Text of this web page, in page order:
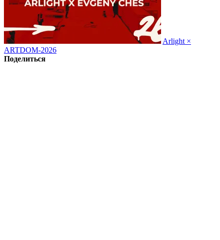
Arlight ×
ARTDOM-2026
Поделиться